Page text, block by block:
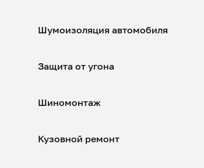
Шумоизоляция автомобиля
Защита от угона
Шиномонтаж
Кузовной ремонт